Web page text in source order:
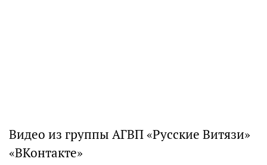
Видео из группы АГВП «Русские Витязи»
«ВКонтакте»